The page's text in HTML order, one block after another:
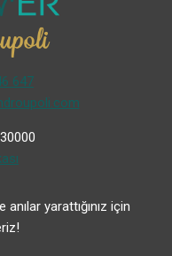
647
yarattığınız için